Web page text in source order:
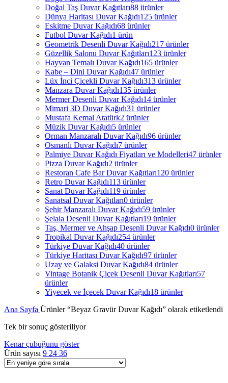
Doğal Taş Duvar Kağıtları88 ürünler
Dünya Haritası Duvar Kağıdı125 ürünler
Eskitme Duvar Kağıdı68 ürünler
Futbol Duvar Kağıdı1 ürün
Geometrik Desenli Duvar Kağıdı217 ürünler
Güzellik Salonu Duvar Kağıtları123 ürünler
Hayvan Temalı Duvar Kağıdı165 ürünler
Kabe – Dini Duvar Kağıdı47 ürünler
Lüx İnci Çicekli Duvar Kağıdı313 ürünler
Manzara Duvar Kağıdı135 ürünler
Mermer Desenli Duvar Kağıdı14 ürünler
Mimari 3D Duvar Kağıdı31 ürünler
Mustafa Kemal Atatürk2 ürünler
Müzik Duvar Kağıdı5 ürünler
Orman Manzaralı Duvar Kağıdı96 ürünler
Osmanlı Duvar Kağıdı7 ürünler
Palmiye Duvar Kağıdı Fiyatları ve Modelleri47 ürünler
Pizza Duvar Kağıdı2 ürünler
Restoran Cafe Bar Duvar Kağıtları120 ürünler
Retro Duvar Kağıdı113 ürünler
Sanat Duvar Kağıdı119 ürünler
Sanatsal Duvar Kağıtları0 ürünler
Şehir Manzaralı Duvar Kağıdı59 ürünler
Şelala Desenli Duvar Kağıtları19 ürünler
Taş, Mermer ve Ahşap Desenli Duvar Kağıdı0 ürünler
Tropikal Duvar Kağıdı254 ürünler
Türkiye Duvar Kağıdı40 ürünler
Türkiye Haritası Duvar Kağıdı97 ürünler
Uzay ve Galaksi Duvar Kağıdı84 ürünler
Vintage Botanik Çiçek Desenli Duvar Kağıtları57
ürünler
Yiyecek ve İçecek Duvar Kağıdı18 ürünler
Ana Sayfa Ürünler “Beyaz Gravür Duvar Kağıdı” olarak etiketlendi
Tek bir sonuç gösteriliyor
Kenar çubuğunu göster
Ürün sayısı 9 24 36